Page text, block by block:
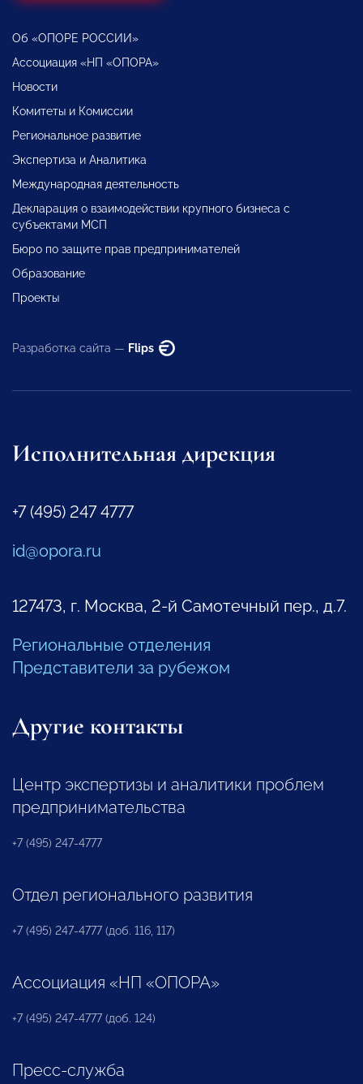
Об «ОПОРЕ РОССИИ»
Ассоциация «НП «ОПОРА»
Новости
Комитеты и Комиссии
Региональное развитие
Экспертиза и Аналитика
Международная деятельность
Декларация о взаимодействии крупного бизнеса с
субъектами МСП
Бюро по защите прав предпринимателей
Образование
Проекты
Разработка сайта — Flips
Исполнительная дирекция
+7 (495) 247 4777
id@opora.ru
127473, г. Москва, 2-й Самотечный пер., д.7.
Региональные отделения
Представители за рубежом
Другие контакты
Центр экспертизы и аналитики проблем
предпринимательства
+7 (495) 247-4777
Отдел регионального развития
+7 (495) 247-4777 (доб. 116, 117)
Ассоциация «НП «ОПОРА»
+7 (495) 247-4777 (доб. 124)
Пресс-служба